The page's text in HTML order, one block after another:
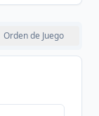
Orden de Juego